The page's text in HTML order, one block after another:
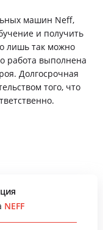
машин Neff,
и получить
лишь так можно
работа выполнена
Долгосрочная
того, что
NEFF